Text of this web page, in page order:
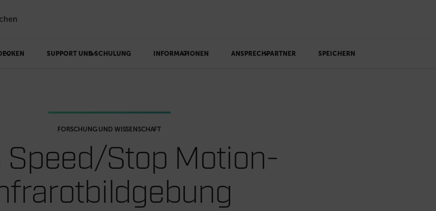
SUPPORT UND SCHULUNG INFORMATIONEN ANSPRECHPARTNER SPEICHERN
FORSCHUNG UND WISSENSCHAFT
Speed/Stop Motion-